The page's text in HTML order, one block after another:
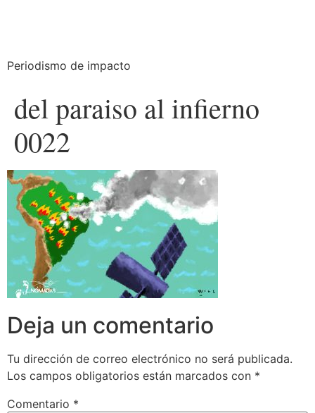
Periodismo de impacto
del paraiso al infierno
0022
Deja un comentario
Tu dirección de correo electrónico no será publicada.
Los campos obligatorios están marcados con *
Comentario *